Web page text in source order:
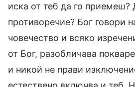
иска от теб да го приемеш?
противоречие? Бог говори
човечество и всяко
от Бог, разобличава
и никой не прави